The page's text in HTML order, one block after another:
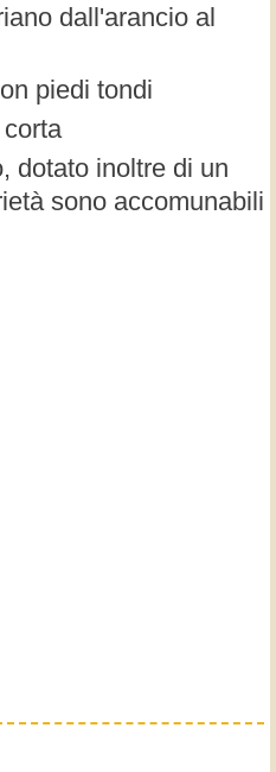
dall'arancio al
piedi tondi
dotato inoltre di un
sono accomunabili